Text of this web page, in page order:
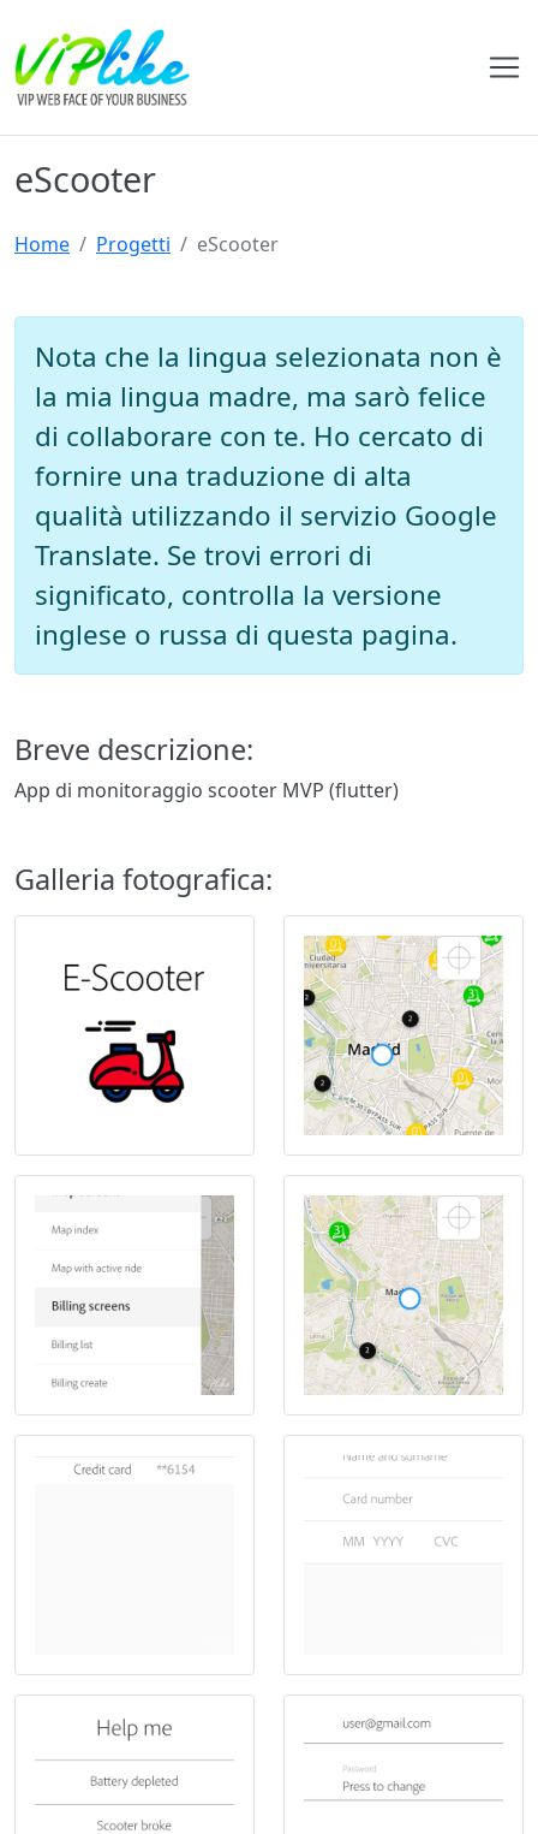
eScooter
Home Progetti eScooter
Nota che la lingua selezionata non è
la mia lingua madre, ma sarò felice
di collaborare con te. Ho cercato di
fornire una traduzione di alta
qualità utilizzando il servizio Google
Translate. Se trovi errori di
significato, controlla la versione
inglese o russa di questa pagina.
Breve descrizione:
App di monitoraggio scooter MVP (flutter)
Galleria fotografica: